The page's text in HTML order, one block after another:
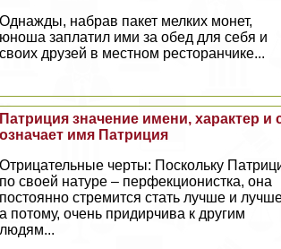
Однажды, набрав пакет мелких монет,
юноша заплатил ими за обед для себя и
своих друзей в местном ресторанчике...
Патриция значение имени, хаpaктер и
означает имя Патриция
Отрицательные черты: Поскольку
по своей натуре – перфекционистка, она
постоянно стремится стать лучше и
а потому, очень придирчива к другим
людям...